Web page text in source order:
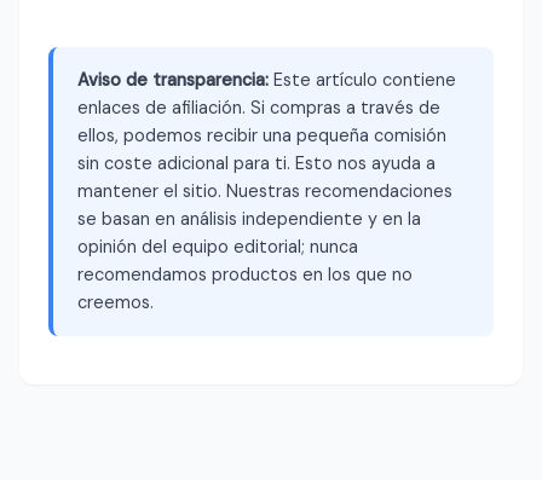
Aviso de transparencia: Este artículo contiene
enlaces de afiliación. Si compras a través de
ellos, podemos recibir una pequeña comisión
sin coste adicional para ti. Esto nos ayuda a
mantener el sitio. Nuestras recomendaciones
se basan en análisis independiente y en la
opinión del equipo editorial; nunca
recomendamos productos en los que no
creemos.